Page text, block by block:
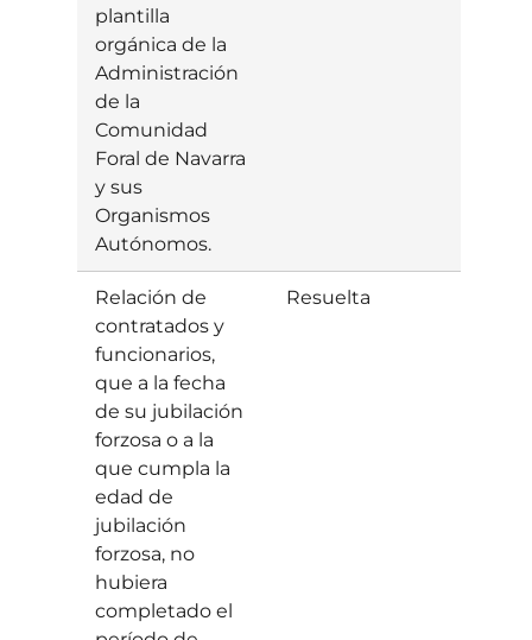
plantilla
orgánica de la
Administración
de la
Comunidad
Foral de Navarra
y sus
Organismos
Autónomos.
Relación de
contratados y
funcionarios,
que a la fecha
de su jubilación
forzosa o a la
que cumpla la
edad de
jubilación
forzosa, no
hubiera
completado el
Resuelta